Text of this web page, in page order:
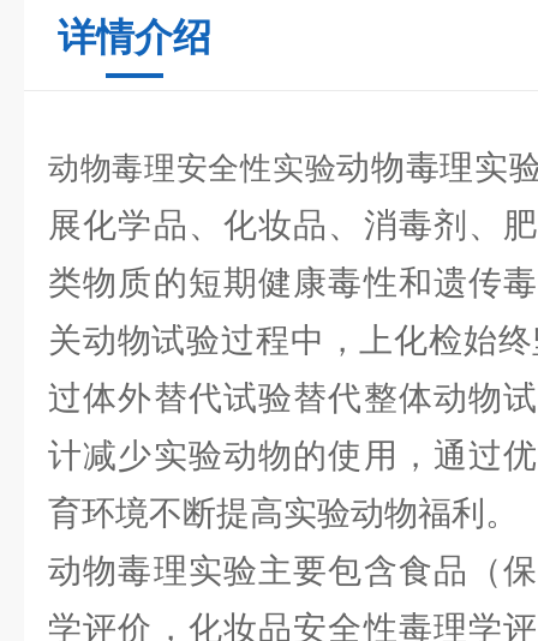
详情介绍
动物毒理安全性实验动物毒理实
展化学品、化妆品、消毒剂、
类物质的短期健康毒性和遗传
关动物试验过程中，上化检始
过体外替代试验替代整体动物
计减少实验动物的使用，通过
育环境不断提高实验动物福利。
动物毒理实验主要包含食品（
学评价，化妆品安全性毒理学